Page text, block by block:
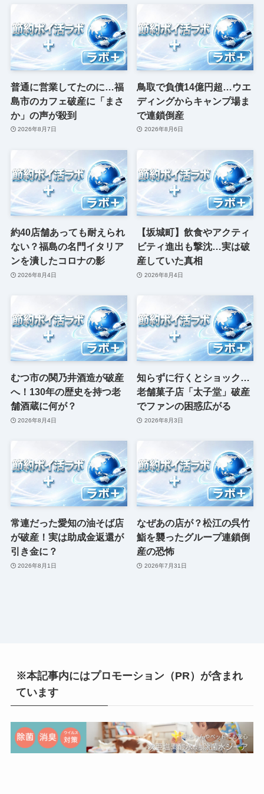
普通に営業してたのに…福
島市のカフェ破産に「まさ
か」の声が殺到
2026年8月7日
鳥取で負債14億円超…ウエ
ディングからキャンプ場ま
で連鎖倒産
2026年8月6日
約40店舗あっても耐えられ
ない？福島の名門イタリア
ンを潰したコロナの影
2026年8月4日
【坂城町】飲食やアクティ
ビティ進出も撃沈…実は破
産していた真相
2026年8月4日
むつ市の関乃井酒造が破産
へ！130年の歴史を持つ老
舗酒蔵に何が？
2026年8月4日
知らずに行くとショック…
老舗菓子店「太子堂」破産
でファンの困惑広がる
2026年8月3日
常連だった愛知の油そば店
が破産！実は助成金返還が
引き金に？
2026年8月1日
なぜあの店が？松江の呉竹
鮨を襲ったグループ連鎖倒
産の恐怖
2026年7月31日
※本記事内にはプロモーション（PR）が含まれ
ています